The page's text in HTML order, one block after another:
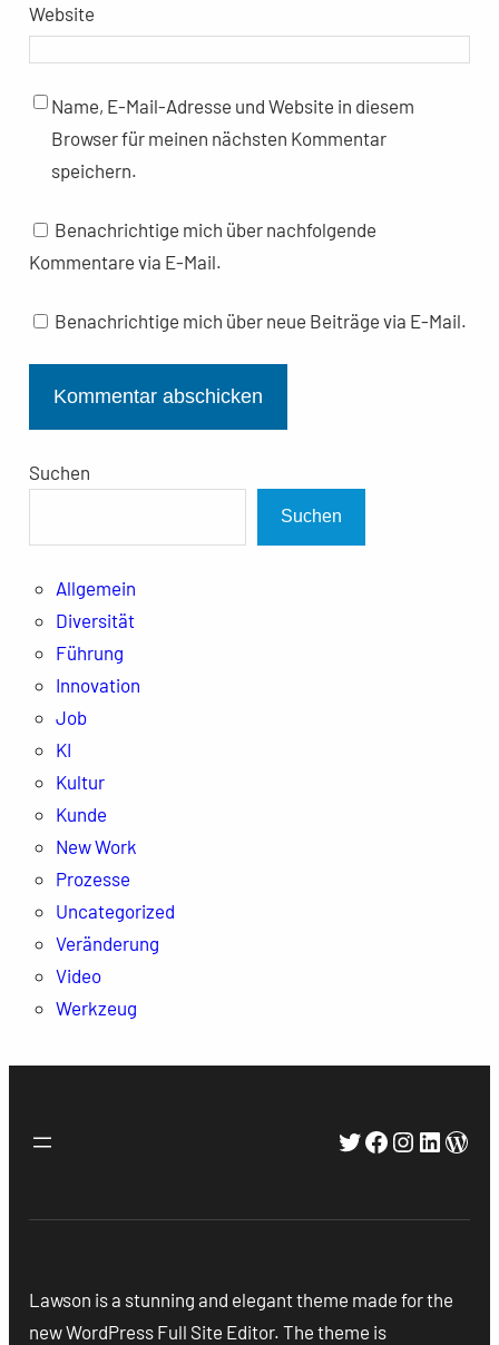
Website
Name, E-Mail-Adresse und Website in diesem
Browser für meinen nächsten Kommentar
speichern.
Benachrichtige mich über nachfolgende
Kommentare via E-Mail.
Benachrichtige mich über neue Beiträge via E-Mail.
Suchen
Suchen
Allgemein
Diversität
Führung
Innovation
Job
KI
Kultur
Kunde
New Work
Prozesse
Uncategorized
Veränderung
Video
Werkzeug
Twitter
Facebook
Lawson is a stunning and elegant theme made for the
new WordPress Full Site Editor. The theme is